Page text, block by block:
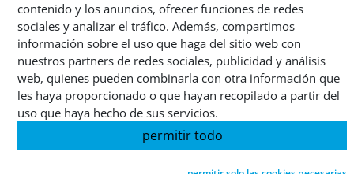
contenido y los anuncios, ofrecer funciones de redes
sociales y analizar el tráfico. Además, compartimos
información sobre el uso que haga del sitio web con
nuestros partners de redes sociales, publicidad y análisis
web, quienes pueden combinarla con otra información que
les haya proporcionado o que hayan recopilado a partir del
uso que haya hecho de sus servicios.
permitir todo
© 2026 Sutco RecyclingTechnik GmbH
Aviso legal Protección de datos Condiciones generales
Cookies